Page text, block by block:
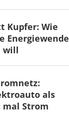
Kupfer: Wie
Energiewende
will
als
Strom